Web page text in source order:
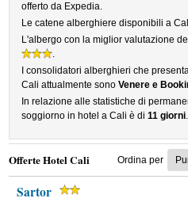
offerto da Expedia.
Le catene alberghiere disponibili a
L'albergo con la miglior valutazione
.
I consolidatori alberghieri che
Cali attualmente sonoVenere e
In relazione alle statistiche di
soggiorno in hotel a Cali è di11 giorni.
Offerte Hotel Cali Ordina per
Sartor